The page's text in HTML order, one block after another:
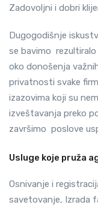
Zadovoljni i dobri
Dugogodišnje
se bavimo
oko donošenja
privatnosti svake
izazovima koji su
izveštavanja preko
završimo poslove
Usluge koje pruža
Osnivanje i
savetovanje, Izrada